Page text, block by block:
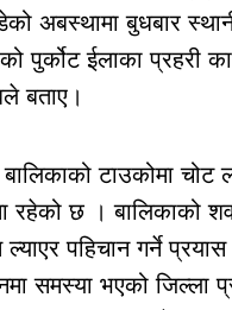
अबस्थामा बुधबार
पुर्कोट ईलाका प्रहरी
बताए।
टाउकोमा चोट
रहेको छ । बालिकाको
पहिचान गर्ने
समस्या भएको जिल्ला